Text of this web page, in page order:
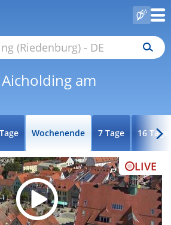
am
Wochenende 7 Tage 16 Tage
LIVE